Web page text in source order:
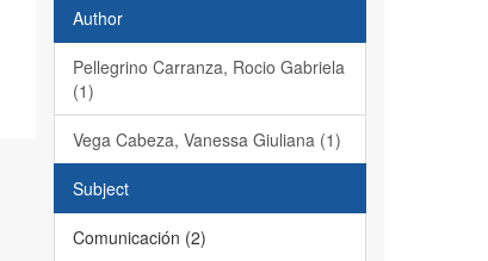
Author
Pellegrino Carranza, Rocio Gabriela
(1)
Vega Cabeza, Vanessa Giuliana (1)
Subject
Comunicación (2)